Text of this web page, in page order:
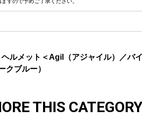
ヘルメット＜Agil（アジャイル）／バ
クブルー）
THIS